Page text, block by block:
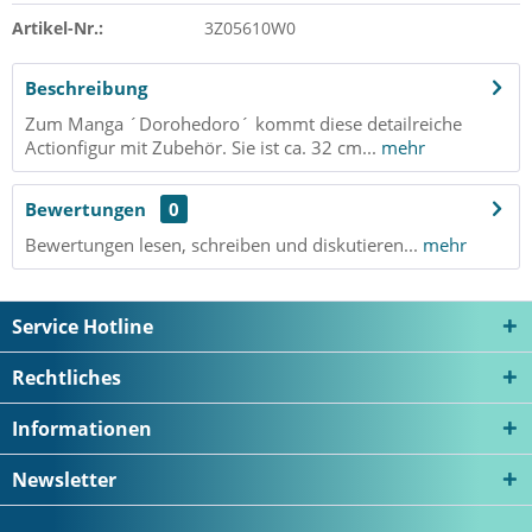
Artikel-Nr.: 3Z05610W0
Beschreibung
Zum Manga ´Dorohedoro´ kommt diese detailreiche
Actionfigur mit Zubehör. Sie ist ca. 32 cm... mehr
Bewertungen
0
Bewertungen lesen, schreiben und diskutieren... mehr
Service Hotline
Rechtliches
Informationen
Newsletter